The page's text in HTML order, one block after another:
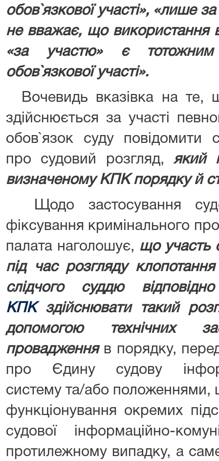
обов`язкової участі», «лише
не вважає, що використання
«за участю» є
обов`язкової участі».
Вочевидь вказівка на те,
здійснюється за участі
обов`язок суду повідомити
про судовий розгляд, який
визначеному КПК порядку й
Щодо застосування
фіксування кримінального
палата наголошує, що участь
під час розгляду
слідчого суддю
КПКздійснювати такий
допомогою технічних
провадженняв порядку,
про Єдину судову
систему та/або положеннями,
функціонування окремих
судової інформаційно-
протилежному випадку, а